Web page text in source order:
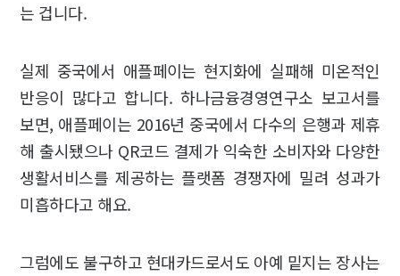
는 겁니다.
실제 중국에서 애플페이는 현지화에 실패해 미온적인
반응이 많다고 합니다. 하나금융경영연구소 보고서를
보면, 애플페이는 2016년 중국에서 다수의 은행과 제휴
해 출시됐으나 QR코드 결제가 익숙한 소비자와 다양한
생활서비스를 제공하는 플랫폼 경쟁자에 밀려 성과가
미흡하다고 해요.
그럼에도 불구하고 현대카드로서도 아예 밑지는 장사는